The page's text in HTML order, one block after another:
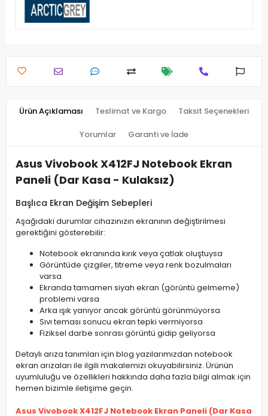
Ürün Açıklaması Teslimat ve Kargo Taksit Seçenekleri
Yorumlar Garanti ve İade
Asus Vivobook X412FJ Notebook Ekran
Paneli (Dar Kasa - Kulaksız)
Başlıca Ekran Değişim Sebepleri
Aşağıdaki durumlar cihazınızın ekranının değiştirilmesi
gerektiğini gösterebilir:
Notebook ekranında kırık veya çatlak oluştuysa
Görüntüde çizgiler, titreme veya renk bozulmaları
varsa
Ekranda tamamen siyah ekran (görüntü gelmeme)
problemi varsa
Arka ışık yanıyor ancak görüntü görünmüyorsa
Sıvı teması sonucu ekran tepki vermiyorsa
Fiziksel darbe sonrası görüntü gidip geliyorsa
Detaylı arıza tanımları için blog yazılarımızdan notebook
ekran arızaları ile ilgili makalemizi okuyabilirsiniz. Ürünün
uyumluluğu ve özellikleri hakkında daha fazla bilgi almak için
hemen bizimle iletişime geçin.
Asus Vivobook X412FJ Notebook Ekran Paneli (Dar Kasa